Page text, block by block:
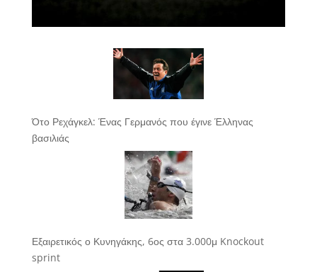
Ότο Ρεχάγκελ: Ένας Γερμανός που έγινε Έλληνας
βασιλιάς
Εξαιρετικός ο Κυνηγάκης, 6ος στα 3.000μ Knockout
sprint